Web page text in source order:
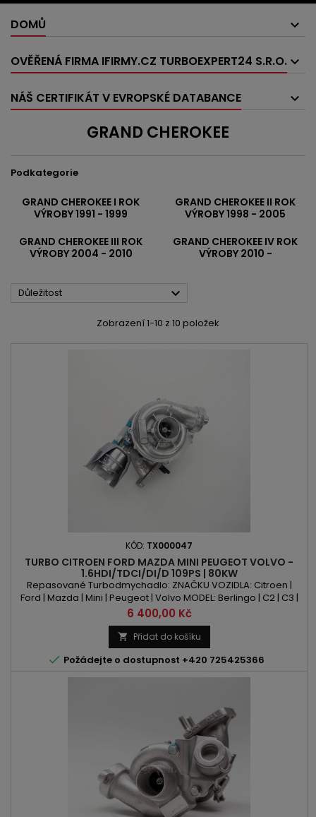
DOMŮ
OVĚŘENÁ FIRMA IFIRMY.CZ TURBOEXPERT24 S.R.O.
NÁŠ CERTIFIKÁT V EVROPSKÉ DATABANCE
GRAND CHEROKEE
Podkategorie
GRAND CHEROKEE I ROK
VÝROBY 1991 - 1999
GRAND CHEROKEE II ROK
VÝROBY 1998 - 2005
GRAND CHEROKEE III ROK
VÝROBY 2004 - 2010
GRAND CHEROKEE IV ROK
VÝROBY 2010 -
Důležitost 
Zobrazení 1-10 z 10 položek
KÓD: TX000047
TURBO CITROEN FORD MAZDA MINI PEUGEOT VOLVO -
1.6HDI/TDCI/DI/D 109PS | 80KW
Repasované Turbodmychadlo: ZNAČKU VOZIDLA: Citroen |
Ford | Mazda | Mini | Peugeot | Volvo MODEL: Berlingo | C2 | C3 |
C4 | C5 | Xsara Picasso | C-Max | Focus | Mondeo | Mazda 3 |
Clubman | Cooper | One | 1007 | 206 | 207 | 307 | 308 | 3008 | 407 |
5008 | Partner | C30 | S40 | V50 KÓD MOTORU: 9HZ | D4164T |
DV6TED4 OBSAH: 1560 ccm 1.6D | DI | HDI | TDCI...
Cena
6 400,00 Kč
 Přidat do košíku
 Požádejte o dostupnost +420 725425366